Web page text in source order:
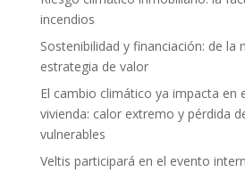
incendios
Sostenibilidad y financiación: de la
estrategia de valor
El cambio climático ya impacta en
vivienda: calor extremo y pérdida
vulnerables
Veltis participará en el evento